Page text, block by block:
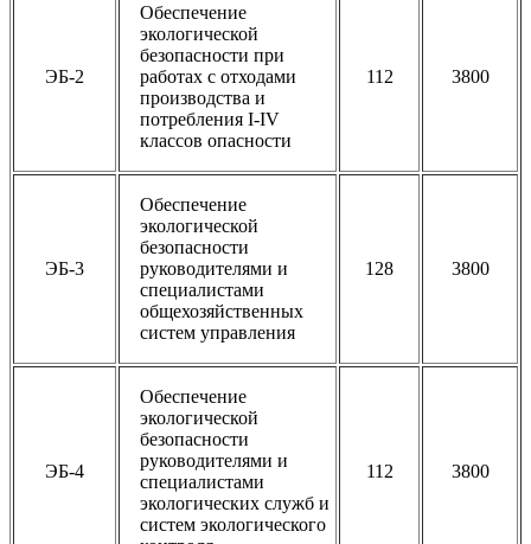
ЭБ-2
Обеспечение
экологической
безопасности при
работах с отходами
производства и
потребления I-IV
классов опасности
112 3800
ЭБ-3
Обеспечение
экологической
безопасности
руководителями и
специалистами
общехозяйственных
систем управления
128 3800
ЭБ-4
Обеспечение
экологической
безопасности
руководителями и
специалистами
экологических служб и
систем экологического
112 3800